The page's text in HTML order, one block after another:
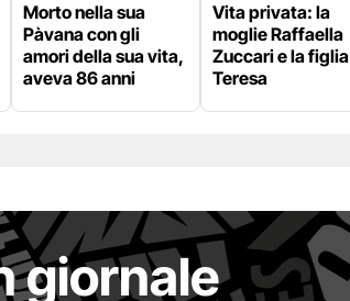
Morto nella sua
Pàvana con gli
amori della sua vita,
aveva 86 anni
Vita privata: la
moglie Raffaella
Zuccari e la figlia
Teresa
giornale